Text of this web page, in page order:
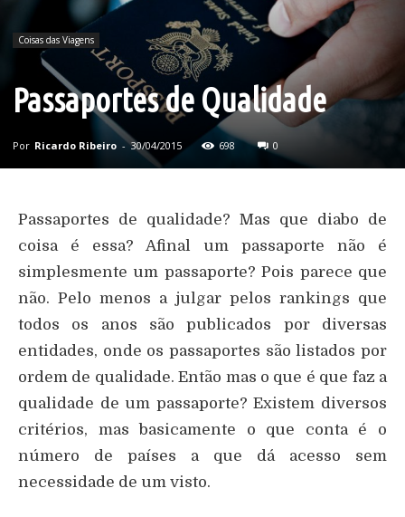
Coisas das Viagens
Passaportes de Qualidade
Por Ricardo Ribeiro - 30/04/2015 698 0
Passaportes de qualidade? Mas que diabo de
coisa é essa? Afinal um passaporte não é
simplesmente um passaporte? Pois parece que
não. Pelo menos a julgar pelos rankings que
todos os anos são publicados por diversas
entidades, onde os passaportes são listados por
ordem de qualidade. Então mas o que é que faz a
qualidade de um passaporte? Existem diversos
critérios, mas basicamente o que conta é o
número de países a que dá acesso sem
necessidade de um visto.